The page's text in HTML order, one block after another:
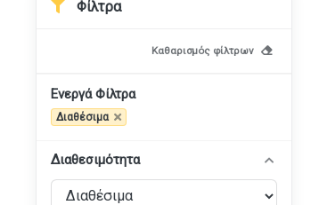
Φίλτρα
Καθαρισμός φίλτρων
Ενεργά Φίλτρα
Διαθέσιμα
Διαθεσιμότητα